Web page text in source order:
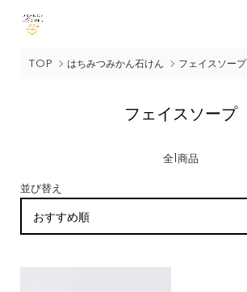
TOP はちみつみかん石けん フェイスソープ
フェイスソープ
全1商品
並び替え